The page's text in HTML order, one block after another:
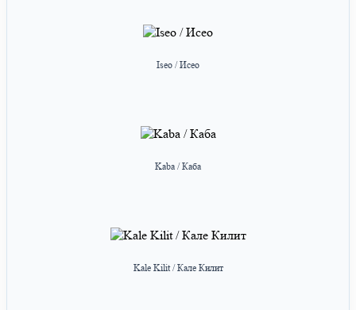
Iseo / Исео
Kaba / Каба
Kale Kilit / Кале Килит